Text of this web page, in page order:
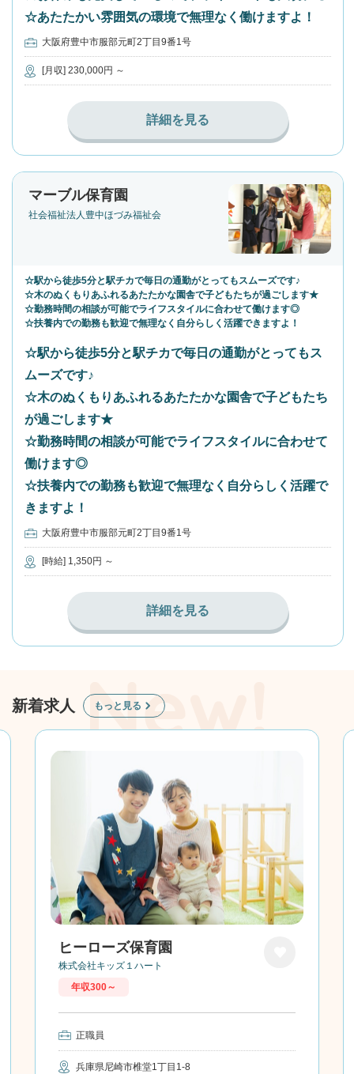
☆あたたかい雰囲気の環境で無理なく働けますよ！
大阪府豊中市服部元町2丁目9番1号
[月収] 230,000円 ～
詳細を見る
マーブル保育園
社会福祉法人豊中ほづみ福祉会
☆駅から徒歩5分と駅チカで毎日の通勤がとってもスムーズです♪
☆木のぬくもりあふれるあたたかな園舎で子どもたちが過ごします★
☆勤務時間の相談が可能でライフスタイルに合わせて働けます◎
☆扶養内での勤務も歓迎で無理なく自分らしく活躍できますよ！
☆駅から徒歩5分と駅チカで毎日の通勤がとってもス
ムーズです♪
☆木のぬくもりあふれるあたたかな園舎で子どもたち
が過ごします★
☆勤務時間の相談が可能でライフスタイルに合わせて
働けます◎
☆扶養内での勤務も歓迎で無理なく自分らしく活躍で
きますよ！
大阪府豊中市服部元町2丁目9番1号
[時給] 1,350円 ～
詳細を見る
新着求人 もっと見る
ヒーローズ保育園
株式会社キッズ１ハート
年収300～
正職員
兵庫県尼崎市椎堂1丁目1-8